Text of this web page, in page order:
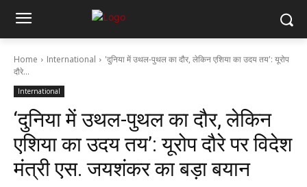
Home International
'दुनिया में उथल-पुथल का दौर, लेकिन एशिया का उदय तय': यूरोप
दौरे...
International
‘दुनिया में उथल-पुथल का दौर, लेकिन
एशिया का उदय तय’: यूरोप दौरे पर विदेश
मंत्री एस. जयशंकर का बड़ा बयान